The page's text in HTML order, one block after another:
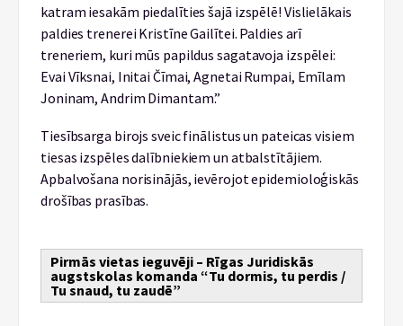
katram iesakām piedalīties šajā izspēlē! Vislielākais
paldies trenerei Kristīne Gailītei. Paldies arī
treneriem, kuri mūs papildus sagatavoja izspēlei:
Evai Vīksnai, Initai Čīmai, Agnetai Rumpai, Emīlam
Joninam, Andrim Dimantam.”
Tiesībsarga birojs sveic finālistus un pateicas visiem
tiesas izspēles dalībniekiem un atbalstītājiem.
Apbalvošana norisinājās, ievērojot epidemioloģiskās
drošības prasības.
Pirmās vietas ieguvēji – Rīgas Juridiskās
augstskolas komanda “Tu dormis, tu perdis /
Tu snaud, tu zaudē”